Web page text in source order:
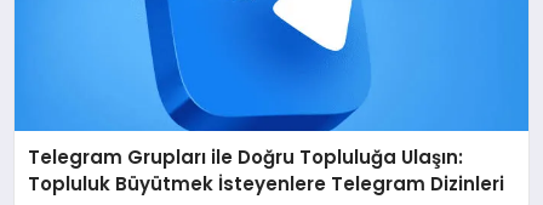
Telegram Grupları ile Doğru Topluluğa Ulaşın:
Topluluk Büyütmek İsteyenlere Telegram Dizinleri